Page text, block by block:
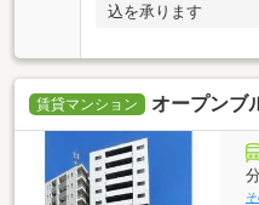
込を承ります
賃貸マンション オープンブ
分